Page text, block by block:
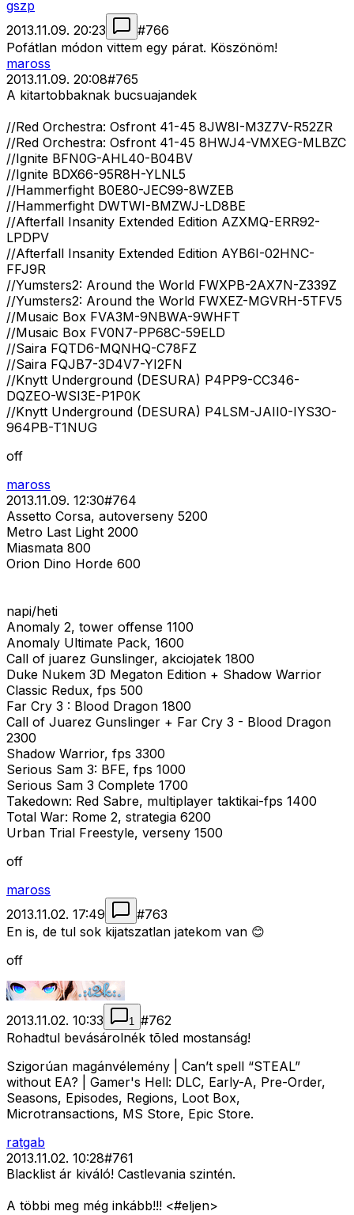
gszp
2013.11.09. 20:23
#766
Pofátlan módon vittem egy párat. Köszönöm!
maross
2013.11.09. 20:08#765
A kitartobbaknak bucsuajandek
//Red Orchestra: Osfront 41-45 8JW8I-M3Z7V-R52ZR
//Red Orchestra: Osfront 41-45 8HWJ4-VMXEG-MLBZC
//Ignite BFN0G-AHL40-B04BV
//Ignite BDX66-95R8H-YLNL5
//Hammerfight B0E80-JEC99-8WZEB
//Hammerfight DWTWI-BMZWJ-LD8BE
//Afterfall Insanity Extended Edition AZXMQ-ERR92-
LPDPV
//Afterfall Insanity Extended Edition AYB6I-02HNC-
FFJ9R
//Yumsters2: Around the World FWXPB-2AX7N-Z339Z
//Yumsters2: Around the World FWXEZ-MGVRH-5TFV5
//Musaic Box FVA3M-9NBWA-9WHFT
//Musaic Box FV0N7-PP68C-59ELD
//Saira FQTD6-MQNHQ-C78FZ
//Saira FQJB7-3D4V7-YI2FN
//Knytt Underground (DESURA) P4PP9-CC346-
DQZEO-WSI3E-P1P0K
//Knytt Underground (DESURA) P4LSM-JAII0-IYS3O-
964PB-T1NUG
off
maross
2013.11.09. 12:30#764
Assetto Corsa, autoverseny 5200
Metro Last Light 2000
Miasmata 800
Orion Dino Horde 600
napi/heti
Anomaly 2, tower offense 1100
Anomaly Ultimate Pack, 1600
Call of juarez Gunslinger, akciojatek 1800
Duke Nukem 3D Megaton Edition + Shadow Warrior
Classic Redux, fps 500
Far Cry 3 : Blood Dragon 1800
Call of Juarez Gunslinger + Far Cry 3 - Blood Dragon
2300
Shadow Warrior, fps 3300
Serious Sam 3: BFE, fps 1000
Serious Sam 3 Complete 1700
Takedown: Red Sabre, multiplayer taktikai-fps 1400
Total War: Rome 2, strategia 6200
Urban Trial Freestyle, verseny 1500
off
maross
2013.11.02. 17:49
#763
En is, de tul sok kijatszatlan jatekom van 😊
off
2013.11.02. 10:33 1 #762
Rohadtul bevásárolnék tõled mostanság!
Szigorúan magánvélemény | Can’t spell “STEAL”
without EA? | Gamer's Hell: DLC, Early-A, Pre-Order,
Seasons, Episodes, Regions, Loot Box,
Microtransactions, MS Store, Epic Store.
ratgab
2013.11.02. 10:28#761
Blacklist ár kiváló! Castlevania szintén.
A többi meg még inkább!!! <#eljen>